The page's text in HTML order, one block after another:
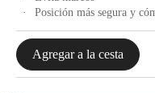
Posición más segura y
Agregar a la cesta